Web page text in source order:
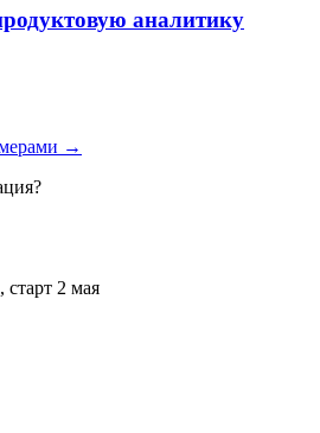
аналитику
→
?
старт 2 мая